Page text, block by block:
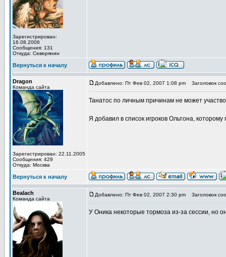
Зарегистрирован:
16.08.2006
Сообщения: 131
Откуда: Северянин
Вернуться к началу
Dragon
Команда сайта
Зарегистрирован: 22.11.2005
Сообщения: 429
Откуда: Москва
Добавлено: Пт Фев 02, 2007 1:08 pm Заголовок
Танатос по личным причинам не может
Я добавил в список игроков Ольтона,
Вернуться к началу
Bealach
Команда сайта
Добавлено: Пт Фев 02, 2007 2:30 pm Заголовок
У Оника некоторые тормоза из-за сессии, но